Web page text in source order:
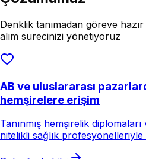
Denklik tanımadan göreve
alım sürecinizi yönetiyoruz
AB ve uluslararası
hemşirelere erişim
Tanınmış hemşirelik
nitelikli sağlık